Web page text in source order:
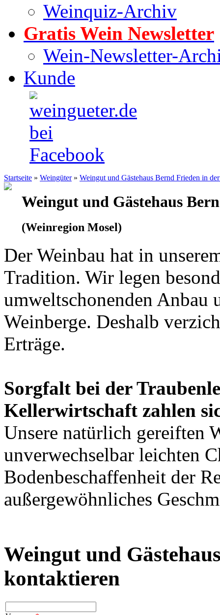
Weinquiz-Archiv
Gratis Wein Newsletter
Wein-Newsletter-
Kunde
Startseite » Weingüter » Weingut und Gästehaus Bernd Frieden in
Weingut und Gästehaus
(Weinregion Mosel)
Der Weinbau hat in
Tradition. Wir legen
umweltschonenden Anbau
Weinberge. Deshalb
Erträge.
Sorgfalt bei der
Kellerwirtschaft zahlen
Unsere natürlich gereiften
unverwechselbar leichten
Bodenbeschaffenheit der
außergewöhnliches
Weingut und
kontaktieren